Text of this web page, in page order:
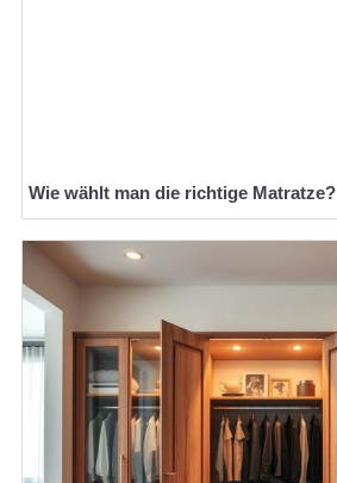
Wie wählt man die richtige Matratze?